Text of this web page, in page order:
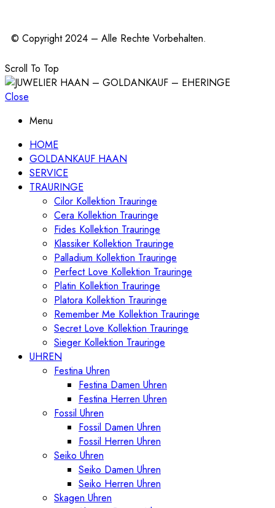
© Copyright 2024 – Alle Rechte Vorbehalten.
Scroll To Top
Close
Menu
HOME
GOLDANKAUF HAAN
SERVICE
TRAURINGE
Cilor Kollektion Trauringe
Cera Kollektion Trauringe
Fides Kollektion Trauringe
Klassiker Kollektion Trauringe
Palladium Kollektion Trauringe
Perfect Love Kollektion Trauringe
Platin Kollektion Trauringe
Platora Kollektion Trauringe
Remember Me Kollektion Trauringe
Secret Love Kollektion Trauringe
Sieger Kollektion Trauringe
UHREN
Festina Uhren
Festina Damen Uhren
Festina Herren Uhren
Fossil Uhren
Fossil Damen Uhren
Fossil Herren Uhren
Seiko Uhren
Seiko Damen Uhren
Seiko Herren Uhren
Skagen Uhren